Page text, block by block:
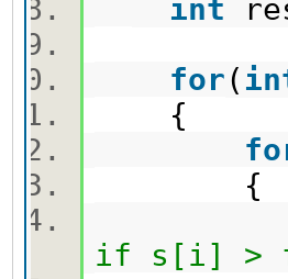
int
for(
{
{
if s[i] >